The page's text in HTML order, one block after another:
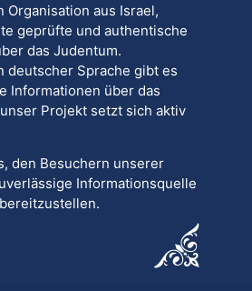
Organisation aus Israel,
geprüfte und authentische
das Judentum.
deutscher Sprache gibt es
Informationen über das
Projekt setzt sich aktiv
den Besuchern unserer
Informationsquelle